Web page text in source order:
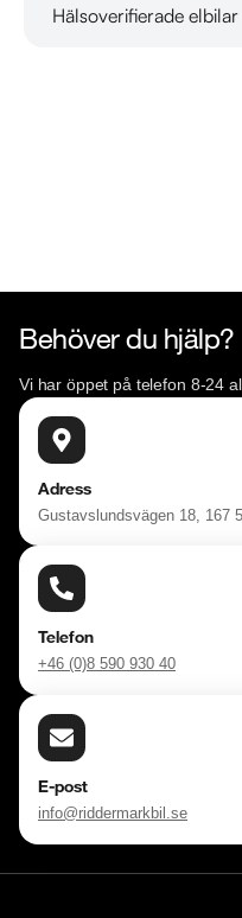
Söndag 10:00 - 16:00
Hälsoverifierade elbilar
Läs mer om oss
Behöver du hjälp?
Vi har öppet på telefon 8-24
Adress
Gustavslundsvägen 18, 167
Telefon
+46 (0)8 590 930 40
E-post
info@riddermarkbil.se